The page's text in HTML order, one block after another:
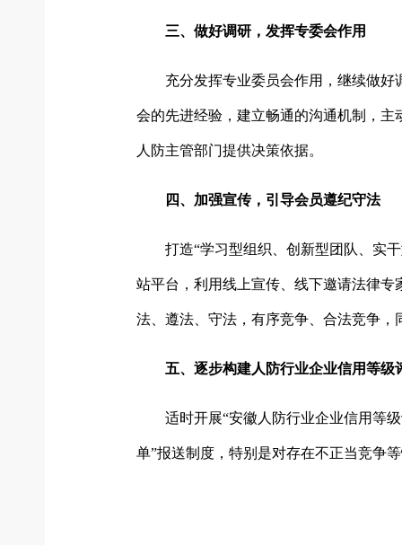
三、做好调研，发挥专委会作用
充分发挥专业委员会作用，继续做
会的先进经验，建立畅通的沟通机制，
人防主管部门提供决策依据。
四、加强宣传，引导会员遵纪守法
打造“学习型组织、创新型团队、实
站平台，利用线上宣传、线下邀请法律
法、遵法、守法，有序竞争、合法竞争，
五、逐步构建人防行业企业信用等级
适时开展“安徽人防行业企业信用等
单”报送制度，特别是对存在不正当竞争